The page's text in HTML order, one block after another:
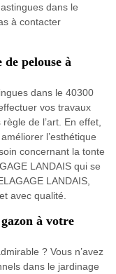
dans le
à contacter
pelouse à
dans le 40300
vos travaux
de l’art. En effet,
l’esthétique
concernant la tonte
LANDAIS qui se
LANDAIS,
avec qualité.
à votre
? Vous n’avez
dans le jardinage